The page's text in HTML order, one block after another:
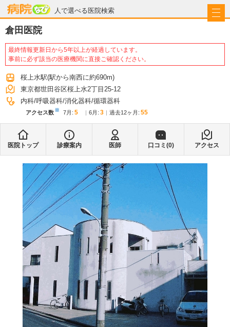
人で選べる医院検索
病院なび
倉田医院
最終情報更新日から5年以上が経過しています。
事前に必ず該当の医療機関に直接ご確認ください。
桜上水駅(駅から南西に約690m)
東京都世田谷区桜上水2丁目25-12
内科 呼吸器科 消化器科 循環器科
アクセス数※ 7月 : 5 6月 : 3 過去12ヶ月: 55
医院トップ 診療案内 医師 口コミ(0) アクセス